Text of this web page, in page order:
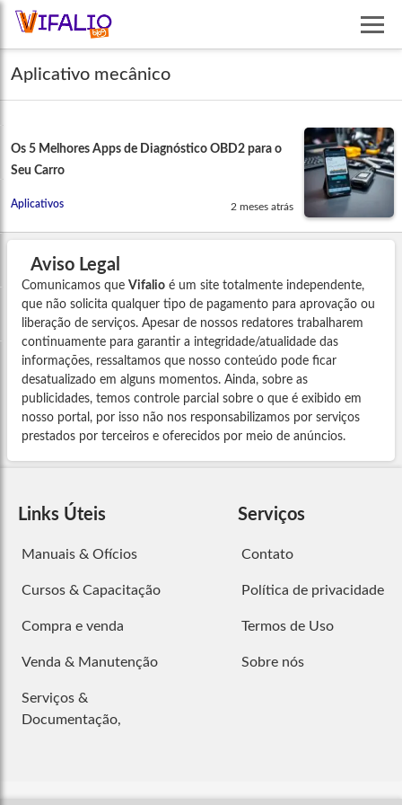
Aplicativo mecânico
Os 5 Melhores Apps de Diagnóstico OBD2 para o
Seu Carro
Aplicativos 2 meses atrás
Aviso Legal
Comunicamos que Vifalio é um site totalmente independente,
que não solicita qualquer tipo de pagamento para aprovação ou
liberação de serviços. Apesar de nossos redatores trabalharem
continuamente para garantir a integridade/atualidade das
informações, ressaltamos que nosso conteúdo pode ficar
desatualizado em alguns momentos. Ainda, sobre as
publicidades, temos controle parcial sobre o que é exibido em
nosso portal, por isso não nos responsabilizamos por serviços
prestados por terceiros e oferecidos por meio de anúncios.
Links Úteis
Manuais & Ofícios
Cursos & Capacitação
Compra e venda
Venda & Manutenção
Serviços &
Documentação,
Serviços
Contato
Política de privacidade
Termos de Uso
Sobre nós